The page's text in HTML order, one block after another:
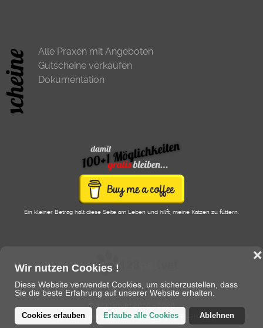
Wir nutzen Cookies !
Diese Website verwendet Cookies, um sicherzustellen, dass
Sie die beste Erfahrung auf unserer Website erhalten.
Cookies erlauben Erlaube alle Cookies Ablehnen
❌
Alle Praxen mit Angeboten
Gutscheine verkaufen
Dokumentation
Ein kleiner Betrag hält diese Seite am Leben und hilft, meine Katzen zu füttern.
© 123pet.vet 2020 - 2026
eine Plattform von/für Tierärzte und Tierhalter